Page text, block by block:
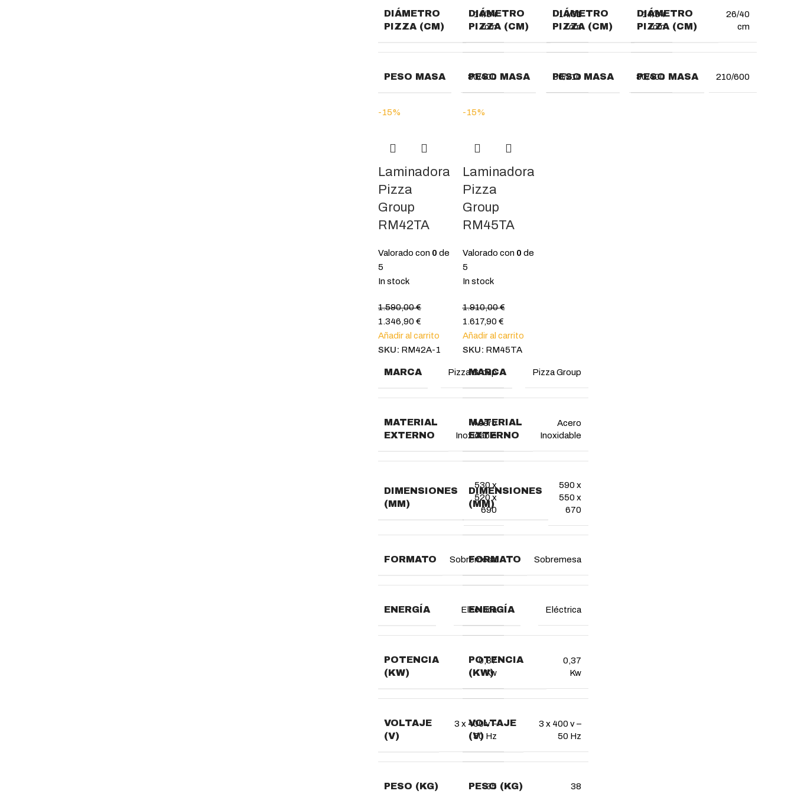
DIÁMETRO
PIZZA (CM)
14/34
cm
PESO MASA 80/400
DIÁMETRO
PIZZA (CM)
14/31
cm
PESO MASA 80/210
DIÁMETRO
PIZZA (CM)
14/34
cm
PESO MASA 80/400
DIÁMETRO
PIZZA (CM)
26/40
cm
PESO MASA 210/600
-15%
Laminadora
Pizza
Group
RM42TA
Valorado con 0 de
5
In stock
1.590,00€
1.346,90 €
Añadir al carrito
SKU: RM42A-1
MARCA Pizza Group
MATERIAL
EXTERNO
Acero
Inoxidable
DIMENSIONES
(MM)
530 x
520 x
690
FORMATO Sobremesa
ENERGÍA Eléctrica
POTENCIA
(KW)
0,37
Kw
VOLTAJE
(V)
3 x 400 v –
50 Hz
PESO (KG) 35
-15%
Laminadora
Pizza
Group
RM45TA
Valorado con 0 de
5
In stock
1.910,00€
1.617,90 €
Añadir al carrito
SKU: RM45TA
MARCA Pizza Group
MATERIAL
EXTERNO
Acero
Inoxidable
DIMENSIONES
(MM)
590 x
550 x
670
FORMATO Sobremesa
ENERGÍA Eléctrica
POTENCIA
(KW)
0,37
Kw
VOLTAJE
(V)
3 x 400 v –
50 Hz
PESO (KG) 38